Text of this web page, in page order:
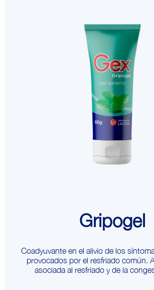
Gripogel
Coadyuvante en el alivio de los
provocados por el resfriado común.
asociada al resfriado y de la